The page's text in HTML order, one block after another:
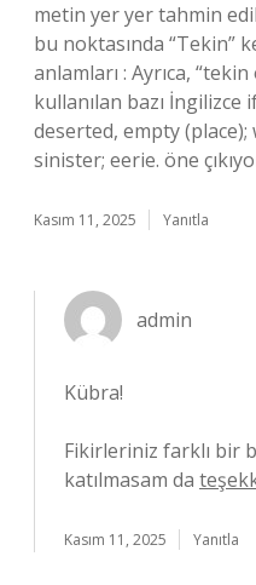
metin yer yer tahmin
bu noktasında “Tekin”
anlamları : Ayrıca,
kullanılan bazı İngilizce
deserted, empty
sinister; eerie. öne
Kasım 11, 2025 Yanıtla
admin
Kübra!
Fikirleriniz farklı bir
katılmasam da
Kasım 11, 2025 Yanıtla